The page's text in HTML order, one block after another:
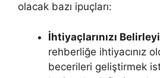
olacak bazı ipuçları:
İhtiyaçlarınızı
rehberliğe ihtiyacınız
becerileri geliştirmek